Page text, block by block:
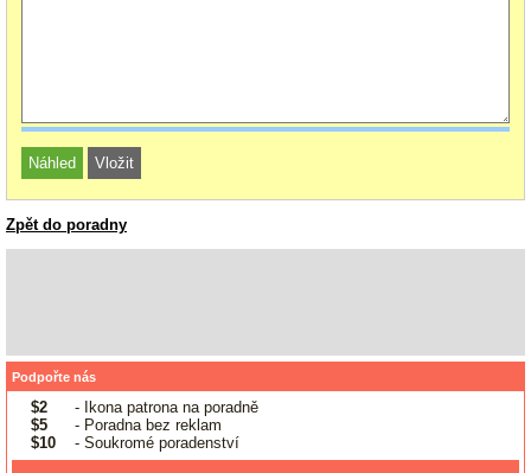
Zpět do poradny
Podpořte nás
$2
- Ikona patrona na poradně
$5
- Poradna bez reklam
$10
- Soukromé poradenství